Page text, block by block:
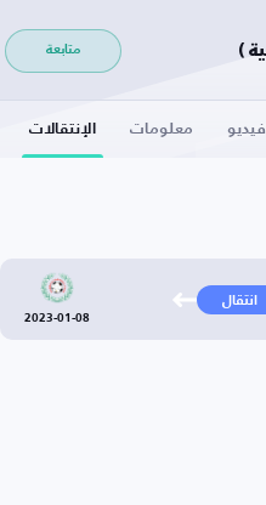
متابعة
فيديو معلومات الإنتقالات
انتقال
2023-01-08